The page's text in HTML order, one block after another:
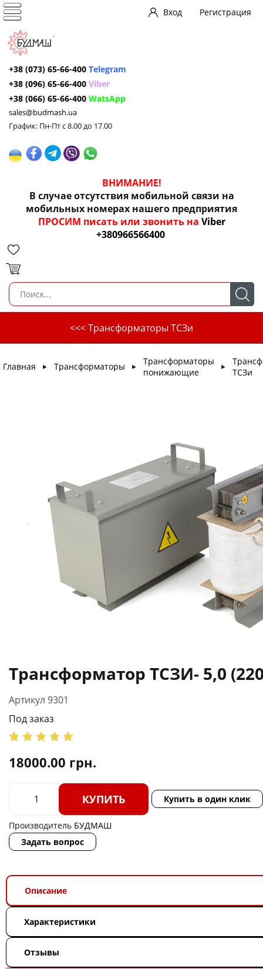
Вход Регистрация
+38 (073) 65-66-400 Telegram
+38 (096) 65-66-400 Viber
+38 (066) 65-66-400 WatsApp
sales@budmash.ua
График: Пн-Пт с 8.00 до 17.00
ВНИМАНИЕ!
В случае отсутствия мобильной связи на
мобильных номерах нашего предприятия
ПРОСИМ писать или звонить на Viber
+380966566400
<<< Трансформаторы ТСЗи
Главная ► Трансформаторы ►
Трансформаторы
понижающие
►
ТСЗи
Трансформатор ТСЗИ- 5,0
Артикул 9301
Под заказ
18000.00 грн.
КУПИТЬ Купить в один клик
Производитель БУДМАШ
Задать вопрос
Описание
Характеристики
Отзывы